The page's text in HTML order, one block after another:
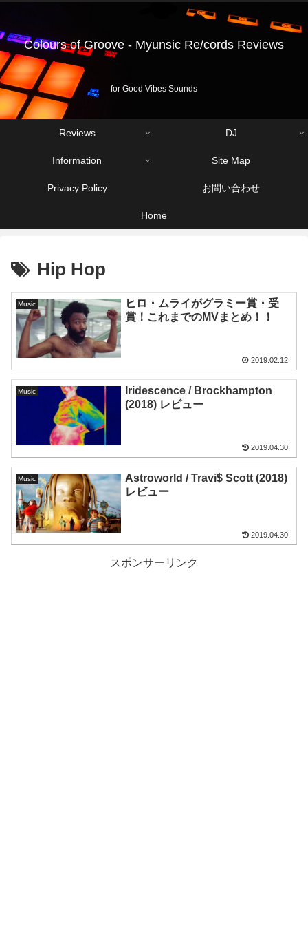
Colours of Groove - Myunsic Re/cords Reviews
for Good Vibes Sounds
Reviews DJ
Information Site Map
Privacy Policy お問い合わせ
Home
Hip Hop
Music
ヒロ・ムライがグラミー賞・受
賞！これまでのMVまとめ！！
2019.02.12
Music
Iridescence / Brockhampton
(2018) レビュー
2019.04.30
Music
Astroworld / Travi$ Scott (2018)
レビュー
2019.04.30
スポンサーリンク